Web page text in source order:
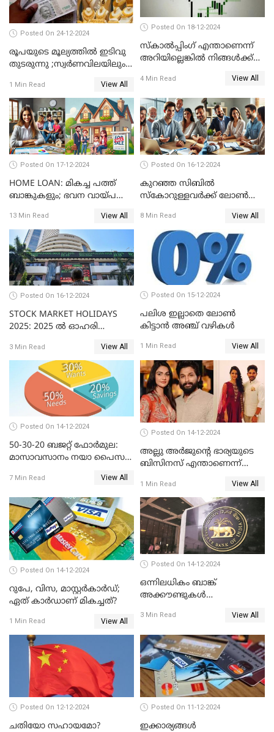
Posted On 24-12-2024
രൂപയുടെ മൂല്യത്തില്‍ ഇടിവു
തുടരുന്നു ;സ്വര്‍ണവിലയിലും
1 Min Read View All
Posted On 18-12-2024
സ്കാൽപ്പിംഗ് എന്താണെന്ന്
അറിയില്ലെങ്കിൽ നിങ്ങൾക്ക്
4 Min Read View All
Posted On 17-12-2024
HOME LOAN: മികച്ച പത്ത്
ബാങ്കുകളും; ഭവന വായ്പ
13 Min Read View All
Posted On 16-12-2024
കുറഞ്ഞ സിബിൽ
സ്കോറുള്ളവർക്ക് ലോൺ
8 Min Read View All
Posted On 16-12-2024
STOCK MARKET HOLIDAYS
2025: 2025 ൽ ഓഹരി
ദിനങ്ങൾ
3 Min Read View All
Posted On 15-12-2024
പലിശ ഇല്ലാതെ ലോൺ
കിട്ടാൻ അഞ്ച് വഴികൾ
1 Min Read View All
Posted On 14-12-2024
50-30-20 ബജറ്റ് ഫോർമുല:
മാസാവസാനം നയാ പൈസ
7 Min Read View All
Posted On 14-12-2024
അല്ലു അർജുൻ്റെ ഭാര്യയുടെ
ബിസിനസ് എന്താണെന്ന്
1 Min Read View All
Posted On 14-12-2024
റുപേ, വിസ, മാസ്റ്റർകാർഡ്;
ഏത് കാർഡാണ് മികച്ചത്?
1 Min Read View All
Posted On 14-12-2024
ഒന്നിലധികം ബാങ്ക്
അക്കൗണ്ടുകൾ
ബി ഐ പറയുന്നത് എന്താണ്?
3 Min Read View All
Posted On 12-12-2024
ചതിയോ സഹായമോ?
Posted On 11-12-2024
ഇക്കാര്യങ്ങൾ